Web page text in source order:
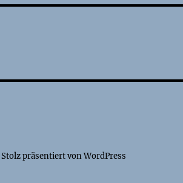
Stolz präsentiert von WordPress